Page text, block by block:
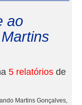
ao
5 relatórios de
Martins Gonçalves,